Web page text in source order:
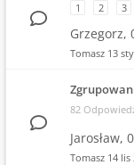
1
2 3
Grzegorz,
Tomasz 13
82
Jarosław,
Tomasz 14 lis